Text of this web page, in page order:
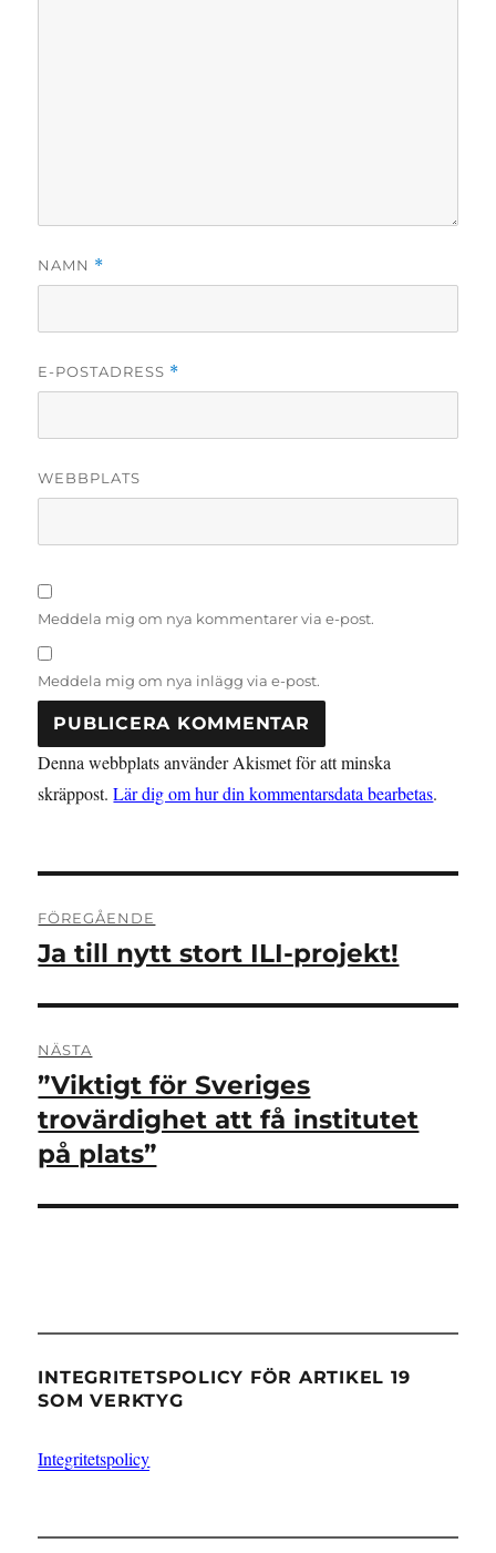
NAMN *
E-POSTADRESS *
WEBBPLATS
Meddela mig om nya kommentarer via e-post.
Meddela mig om nya inlägg via e-post.
Denna webbplats använder Akismet för att minska
skräppost.Lär dig om hur din kommentarsdata bearbetas.
FÖREGÅENDE
Föregående
Ja till nytt stort ILI-projekt!
NÄSTA
Nästa
inlägg:
”Viktigt för Sveriges
trovärdighet att få institutet
på plats”
INTEGRITETSPOLICY FÖR ARTIKEL 19
SOM VERKTYG
Integritetspolicy